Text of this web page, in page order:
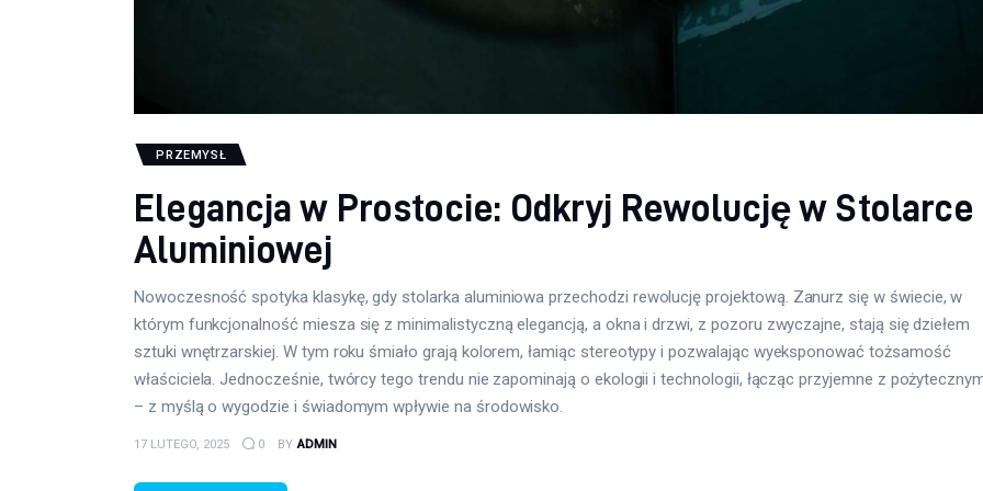
PRZEMYSŁ
Elegancja w Prostocie: Odkryj Rewolucję w Stolarce
Aluminiowej
Nowoczesność spotyka klasykę, gdy stolarka aluminiowa przechodzi rewolucję projektową. Zanurz się w świecie, w
którym funkcjonalność miesza się z minimalistyczną elegancją, a okna i drzwi, z pozoru zwyczajne, stają się dziełem
sztuki wnętrzarskiej. W tym roku śmiało grają kolorem, łamiąc stereotypy i pozwalając wyeksponować tożsamość
właściciela. Jednocześnie, twórcy tego trendu nie zapominają o ekologii i technologii, łącząc przyjemne z
– z myślą o wygodzie i świadomym wpływie na środowisko.
17 LUTEGO, 2025 0 BY ADMIN